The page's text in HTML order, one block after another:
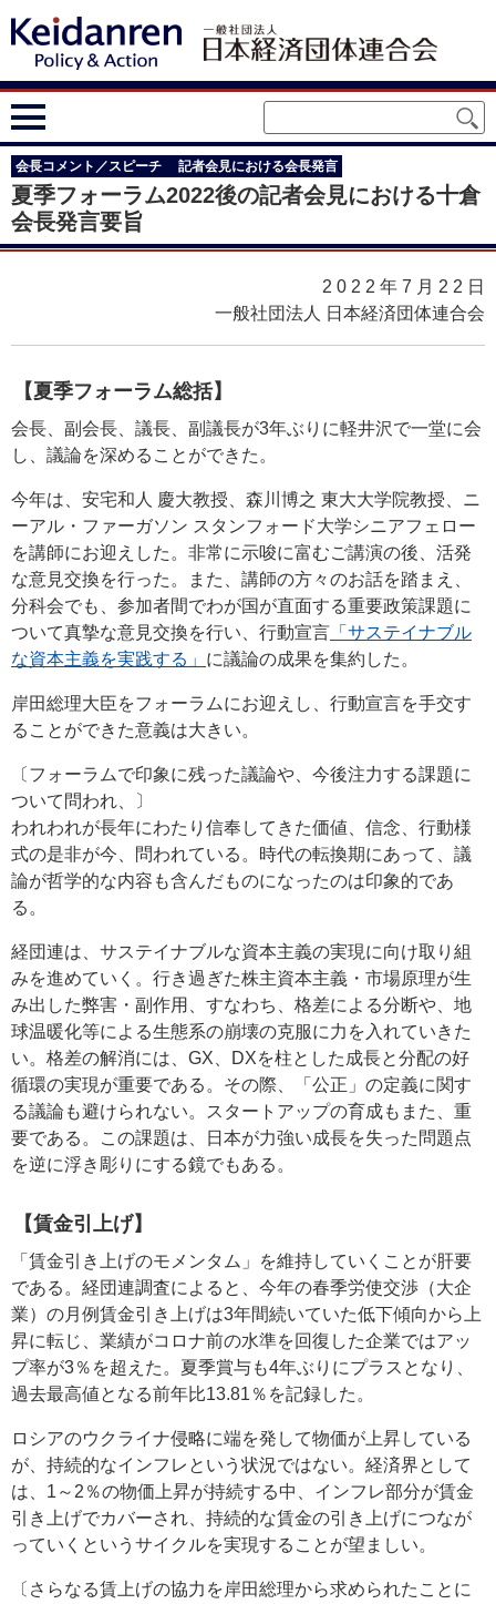
会長コメント／スピーチ 記者会見における会長発言
夏季フォーラム2022後の記者会見における十倉
会長発言要旨
2022年7月22 日
一般社団法人 日本経済団体連合会
【夏季フォーラム総括】
会長、副会長、議長、副議長が3年ぶりに軽井沢で一堂に会
し、議論を深めることができた。
今年は、安宅和人 慶大教授、森川博之 東大大学院教授、ニ
ーアル・ファーガソン スタンフォード大学シニアフェロー
を講師にお迎えした。非常に示唆に富むご講演の後、活発
な意見交換を行った。また、講師の方々のお話を踏まえ、
分科会でも、参加者間でわが国が直面する重要政策課題に
ついて真摯な意見交換を行い、行動宣言 「サステイナブル
な資本主義を実践する」 に議論の成果を集約した。
岸田総理大臣をフォーラムにお迎えし、行動宣言を手交す
ることができた意義は大きい。
〔フォーラムで印象に残った議論や、今後注力する課題に
ついて問われ、〕
われわれが長年にわたり信奉してきた価値、信念、行動様
式の是非が今、問われている。時代の転換期にあって、議
論が哲学的な内容も含んだものになったのは印象的であ
る。
経団連は、サステイナブルな資本主義の実現に向け取り組
みを進めていく。行き過ぎた株主資本主義・市場原理が生
み出した弊害・副作用、すなわち、格差による分断や、地
球温暖化等による生態系の崩壊の克服に力を入れていきた
い。格差の解消には、GX、DXを柱とした成長と分配の好
循環の実現が重要である。その際、「公正」の定義に関す
る議論も避けられない。スタートアップの育成もまた、重
要である。この課題は、日本が力強い成長を失った問題点
を逆に浮き彫りにする鏡でもある。
【賃金引上げ】
「賃金引き上げのモメンタム」を維持していくことが肝要
である。経団連調査によると、今年の春季労使交渉（大企
業）の月例賃金引き上げは3年間続いていた低下傾向から上
昇に転じ、業績がコロナ前の水準を回復した企業ではアッ
プ率が3％を超えた。夏季賞与も4年ぶりにプラスとなり、
過去最高値となる前年比13.81％を記録した。
ロシアのウクライナ侵略に端を発して物価が上昇している
が、持続的なインフレという状況ではない。経済界として
は、1～2％の物価上昇が持続する中、インフレ部分が賃金
引き上げでカバーされ、持続的な賃金の引き上げにつなが
っていくというサイクルを実現することが望ましい。
〔さらなる賃上げの協力を岸田総理から求められたことに